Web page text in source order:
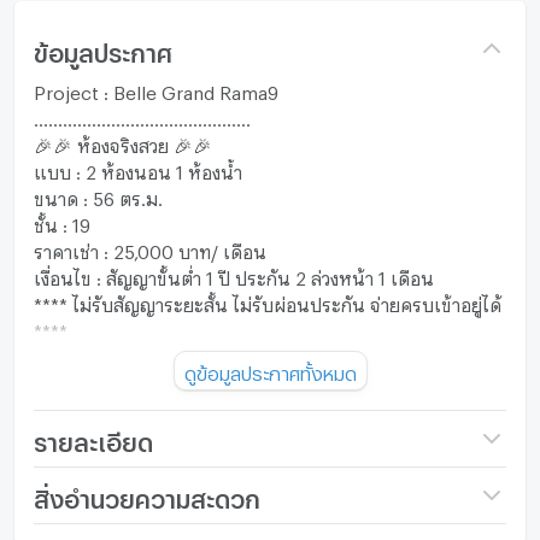
ข้อมูลประกาศ
Project : Belle Grand Rama9
🎉🎉 ห้องจริงสวย 🎉🎉
แบบ : 2 ห้องนอน 1 ห้องน้ำ
ขนาด : 56 ตร.ม.
ชั้น : 19
ราคาเช่า : 25,000 บาท/ เดือน
เงื่อนไข : สัญญาขั้นต่ำ 1 ปี ประกัน 2 ล่วงหน้า 1 เดือน
**** ไม่รับสัญญาระยะสั้น ไม่รับผ่อนประกัน จ่ายครบเข้าอยู่ได้
****
❌❌ Not accept short contract ❌❌
สถานะ : ห้องว่างพร้อมอยู่ ซ่อมหลังแผ่นดินไหว เครื่องใช้ไฟฟ้า
และเฟอร์นิเจอร์ครบ
มีรถกอล์ฟรับ-ส่ง ทุกๆ 15 นาที ที่ตึก G Tower
ใกล้ The Ninth tower, Unilever , Central Rama9 ,
ดูข้อมูลประกาศทั้งหมด
รายละเอียด
ชื่อโครงการ
Belle Grand Rama 9 (Belle
สิ่งอำนวยความสะดวก